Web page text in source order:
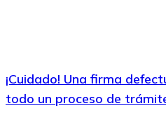
¡Cuidado! Una firma
todo un proceso de